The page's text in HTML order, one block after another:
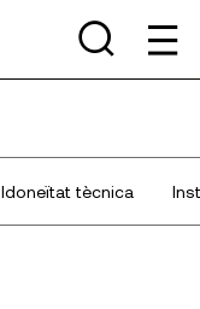
Idoneïtat tècnica